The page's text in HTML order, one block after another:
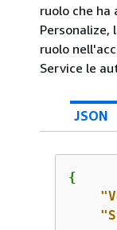
ruolo che ha
Personalize,
ruolo
Service le
JSON
{